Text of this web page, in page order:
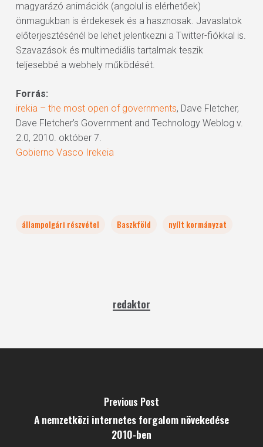
magyarázó animációk (angolul is elérhetőek)
önmagukban is érdekesek és a hasznosak. Javaslatok
előterjesztésénél be lehet jelentkezni a Twitter-fiókkal is.
Szavazások és multimediális tartalmak teszik
teljesebbé a webhely működését.
Forrás:
irekia – the most open of governments, Dave Fletcher,
Dave Fletcher’s Government and Technology Weblog v.
2.0, 2010. október 7.
Gobierno Vasco Irekeia
állampolgári részvétel Baszkföld nyílt kormányzat
redaktor
Previous Post
A nemzetközi internetes forgalom növekedése
2010-ben